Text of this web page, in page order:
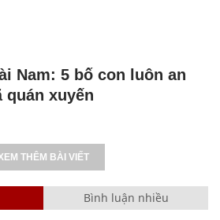
Nam: 5 bố con luôn an
quán xuyến
THÊM BÀI VIẾT
Bình luận nhiều